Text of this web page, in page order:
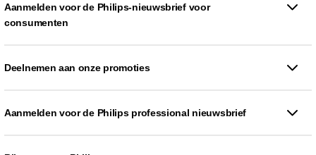
Aanmelden voor de Philips-nieuwsbrief voor
consumenten
Deelnemen aan onze promoties
Aanmelden voor de Philips professional nieuwsbrief